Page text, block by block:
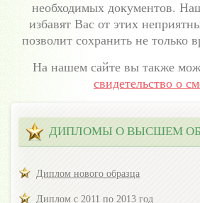
необходимых документов.
избавят Вас от этих
позволит сохранить не только
На нашем сайте вы также
свидетельство о
ДИПЛОМЫ О ВЫСШЕМ
Диплом нового образца
Диплом с 2011 по 2013 год